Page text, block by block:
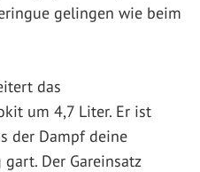
gelingen wie beim
das
um 4,7 Liter. Er ist
der Dampf deine
Der Gareinsatz